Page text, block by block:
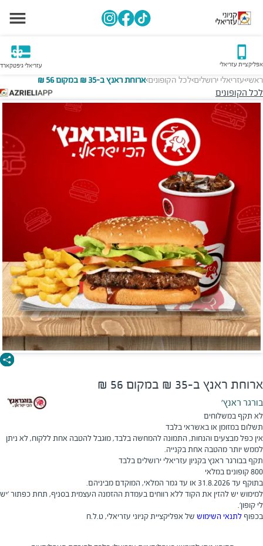
אפליקציית עזריאלי עזריאלי גיפטקארד
ראשי>עזריאלי ירושלים>לכל הקופונים>ארוחת ראנץ ב-35 ₪ במקום 56 ₪
לכל הקופונים
ארוחת ראנץ ב-35 ₪ במקום 56 ₪
בורגר ראנץ'
לא תקף במשלוחים
תשלום במזומן או באשראי בלבד
אין כפל מבצעים והנחות, התמונה להמחשה בלבד, מוגבל להטבה אחת ללקוח, לא ניתן
לממש יותר מהטבה אחת בקנייה.
תקף בבורגר ראנץ בקניון עזריאלי ירושלים בלבד
800 קופונים במלאי
בתוקף עד 31.8.2026 או עד גמר המלאי, המוקדם מביניהם.
​למימוש יש להזין את הקוד ללא רווחים בעמדת ההזמנה העצמית בסניף, תחת כפתור 'יש
לי קופון'.
בכפוף לתנאי השימוש של אפליקציית קניוני עזריאלי, ט.ל.ח